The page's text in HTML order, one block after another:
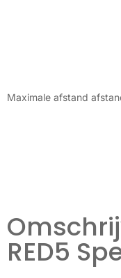
Maximale afstand
RED5